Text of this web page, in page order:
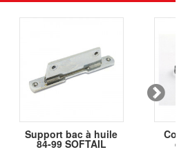
Support bac à huile
84-99 SOFTAIL